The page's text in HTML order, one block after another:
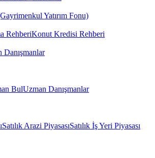
Yatırım Fonu)
RehberiKonut Kredisi Rehberi
Danışmanlar
BulUzman Danışmanlar
Satılık Arazi PiyasasıSatılık İş Yeri Piyasası